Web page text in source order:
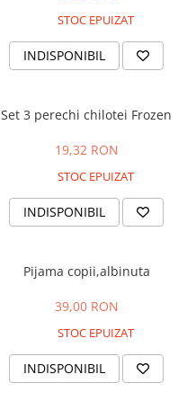
STOC EPUIZAT
INDISPONIBIL
Set 3 perechi chilotei Frozen
19,32 RON
STOC EPUIZAT
INDISPONIBIL
Pijama copii,albinuta
39,00 RON
STOC EPUIZAT
INDISPONIBIL